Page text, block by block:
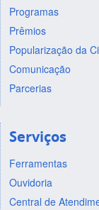
Programas
Prêmios
Popularização da
Comunicação
Parcerias
Serviços
Ferramentas
Ouvidoria
Central de